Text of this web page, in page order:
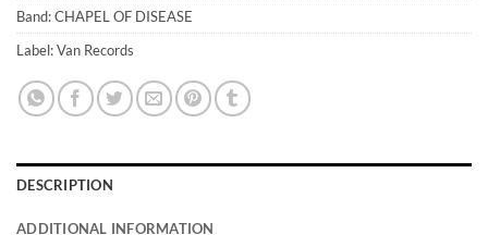
Band: CHAPEL OF DISEASE
Label: Van Records
DESCRIPTION
ADDITIONAL INFORMATION